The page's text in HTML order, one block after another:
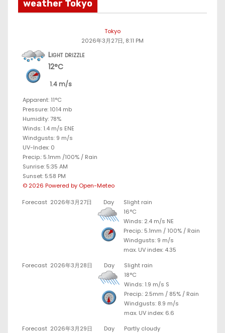
weather Tokyo
Tokyo
2026年3月27日, 8:11 PM
Light drizzle
12°C
1.4 m/s
Apparent: 11°C
Pressure: 1014 mb
Humidity: 78%
Winds: 1.4 m/s ENE
Windgusts: 9 m/s
UV-Index: 0
Precip.: 5.1mm /100% / Rain
Sunrise: 5:35 AM
Sunset: 5:58 PM
© 2026 Powered by Open-Meteo
Forecast 2026年3月27日 Day
Slight rain
16°C
Winds: 2.4 m/s NE
Precip.: 5.1mm / 100% / Rain
Windgusts: 9 m/s
max. UV index: 4.35
Forecast 2026年3月28日 Day
Slight rain
18°C
Winds: 1.9 m/s S
Precip.: 2.5mm / 85% / Rain
Windgusts: 8.9 m/s
max. UV index: 6.6
Forecast 2026年3月29日 Day
Partly cloudy